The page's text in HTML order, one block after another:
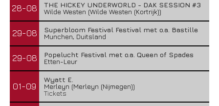
28-08
THE HICKEY UNDERWORLD - DAK SESSION #3
Wilde Westen (Wilde Westen (Kortrijk))
29-08
Superbloom Festival Festival met o.a. Bastille
Munchen, Duitsland
29-08
Popelucht Festival met o.a. Queen of Spades
Etten-Leur
01-09
Wyatt E.
Merleyn (Merleyn (Nijmegen))
Tickets